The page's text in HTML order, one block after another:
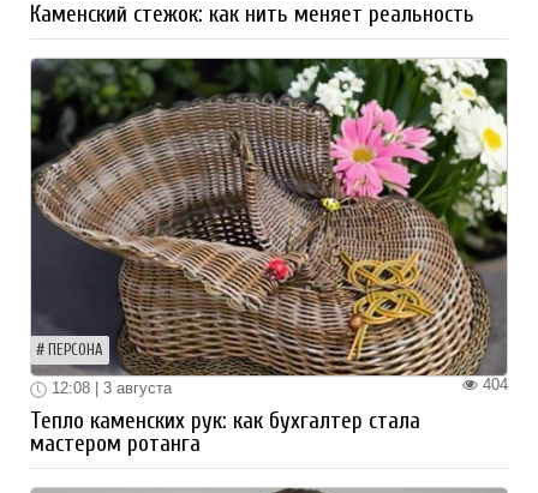
Каменский стежок: как нить меняет реальность
ПЕРСОНА
404
12:08 | 3 августа
Тепло каменских рук: как бухгалтер стала
мастером ротанга